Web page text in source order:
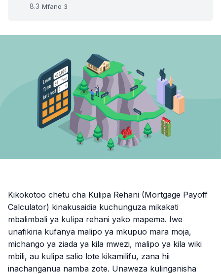
Mfano 3
Kikokotoo chetu cha Kulipa Rehani (Mortgage Payoff
Calculator) kinakusaidia kuchunguza mikakati
mbalimbali ya kulipa rehani yako mapema. Iwe
unafikiria kufanya malipo ya mkupuo mara moja,
michango ya ziada ya kila mwezi, malipo ya kila wiki
mbili, au kulipa salio lote kikamilifu, zana hii
inachanganua namba zote. Unaweza kulinganisha